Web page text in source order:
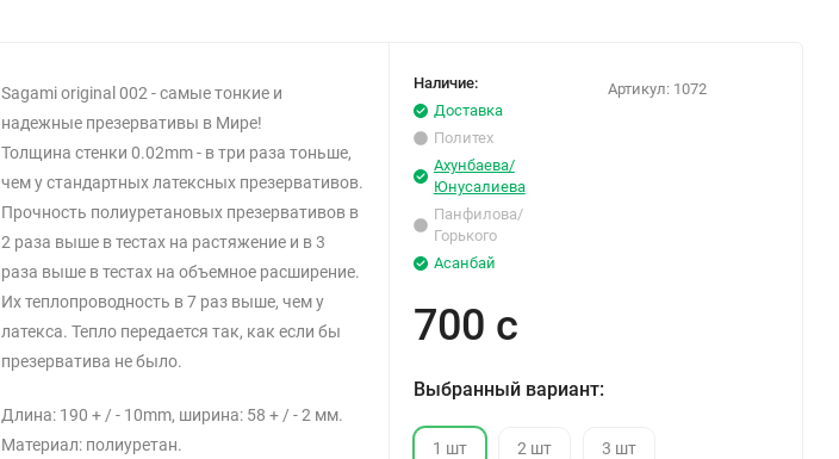
Sagami original 002 - самые тонкие и
надежные презервативы в Мире!
Толщина стенки 0.02mm - в три раза тоньше,
чем у стандартных латексных презервативов.
Прочность полиуретановых презервативов в
2 раза выше в тестах на растяжение и в 3
раза выше в тестах на объемное расширение.
Их теплопроводность в 7 раз выше, чем у
латекса. Тепло передается так, как если бы
презерватива не было.
Длина: 190 + / - 10mm, ширина: 58 + / - 2 мм.
Материал: полиуретан.
Наличие:
Доставка
Политех
Ахунбаева/
Юнусалиева
Панфилова/
Горького
Асанбай
Артикул: 1072
700 с
Выбранный вариант:
1 шт 2 шт 3 шт